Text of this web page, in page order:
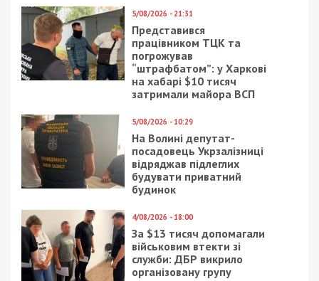
5/08/2026 - 21:31
Представився
працівником ТЦК та
погрожував
“штрафбатом”: у Харкові
на хабарі $10 тисяч
затримали майора ВСП
5/08/2026 - 10:29
На Волині депутат-
посадовець Укрзалізниці
відряджав підлеглих
будувати приватний
будинок
4/08/2026 - 18:00
За $13 тисяч допомагали
військовим втекти зі
служби: ДБР викрило
організовану групу